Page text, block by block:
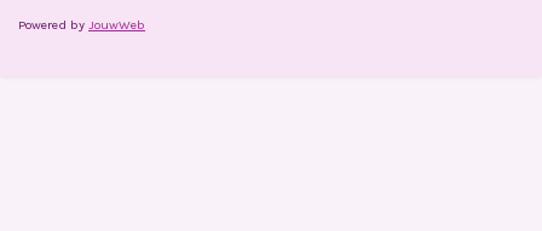
Powered by JouwWeb